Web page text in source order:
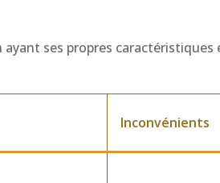
ses propres
Inconvénients